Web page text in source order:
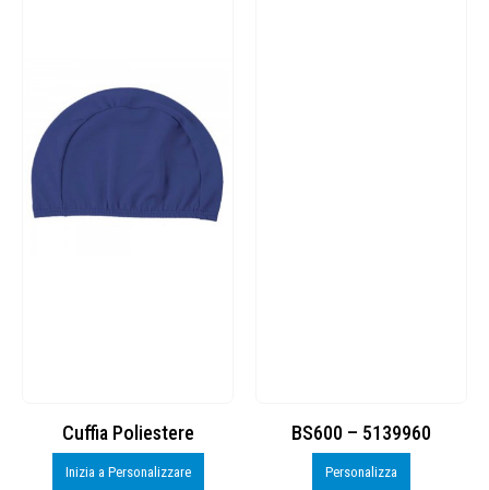
Cuffia Poliestere
Inizia a Personalizzare
BS600 – 5139960
Personalizza